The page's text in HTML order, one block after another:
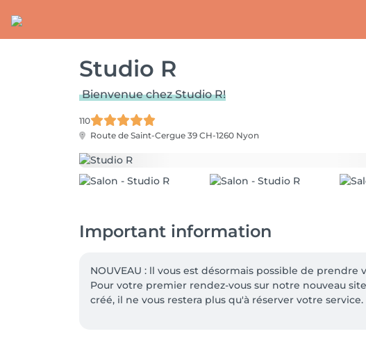
Studio R
Bienvenue chez Studio R!
110
Route de Saint-Cergue 39 CH-1260 Nyon
Important information
NOUVEAU : ll vous est désormais possible de
Pour votre premier rendez-vous sur notre nouveau
créé, il ne vous restera plus qu'à réserver votre service.